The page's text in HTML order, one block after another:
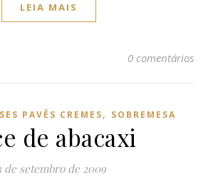
LEIA MAIS
0 comentários
PAVÊS CREMES, SOBREMESA
de abacaxi
de setembro de 2009